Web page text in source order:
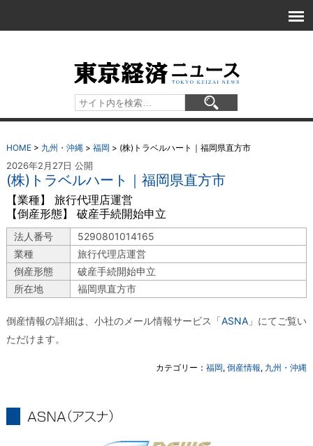
HOME> 九州・沖縄> 福岡 > (株)トラベルハート｜福岡県直方市
2026年2月27日 公開
(株)トラベルハート｜福岡県直方市
【業種】 旅行代理店運営
【倒産形態】 破産手続開始申立
法人番号
5290801014165
業種
旅行代理店運営
倒産形態
破産手続開始申立
所在地
福岡県直方市
倒産情報の詳細は、小社のメール情報サービス「ASNA 」にてご覧い
ただけます。
カテゴリー：福岡,倒産情報, 九州・沖縄